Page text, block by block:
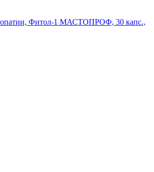
Фитол-1 МАСТОПРОФ, 30 капс.,